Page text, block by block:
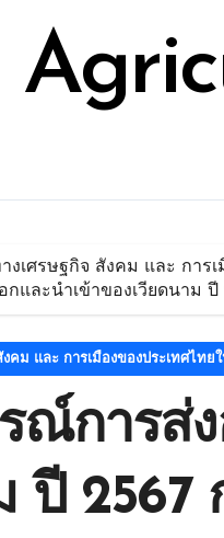
เศรษฐกิจ สังคม และ การเ
และนำเข้าของเวียดนาม ปี
คม และ การเมืองของประเทศไทย
ณ์การส่
ปี 2567